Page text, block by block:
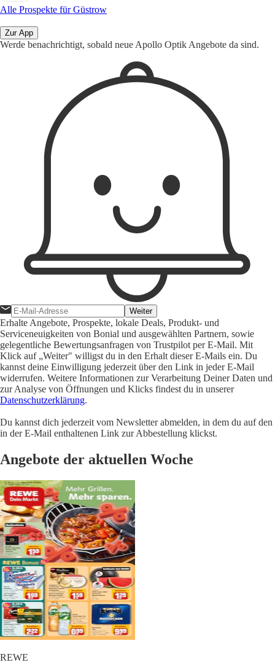
Alle Prospekte für Güstrow
Zur App
Werde benachrichtigt, sobald neue Apollo Optik Angebote da sind.
Weiter
Erhalte Angebote, Prospekte, lokale Deals, Produkt- und
Serviceneuigkeiten von Bonial und ausgewählten Partnern, sowie
gelegentliche Bewertungsanfragen von Trustpilot per E-Mail. Mit
Klick auf „Weiter" willigst du in den Erhalt dieser E-Mails ein. Du
kannst deine Einwilligung jederzeit über den Link in jeder E-Mail
widerrufen. Weitere Informationen zur Verarbeitung Deiner Daten und
zur Analyse von Öffnungen und Klicks findest du in unserer
Datenschutzerklärung.
Du kannst dich jederzeit vom Newsletter abmelden, in dem du auf den
in der E-Mail enthaltenen Link zur Abbestellung klickst.
Angebote der aktuellen Woche
REWE